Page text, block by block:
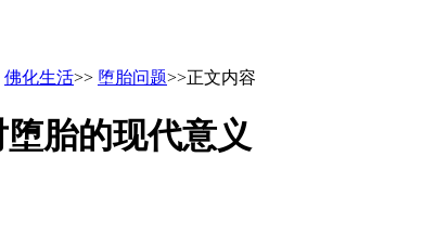
佛化生活>> 堕胎问题>>正文内容
胎的现代意义